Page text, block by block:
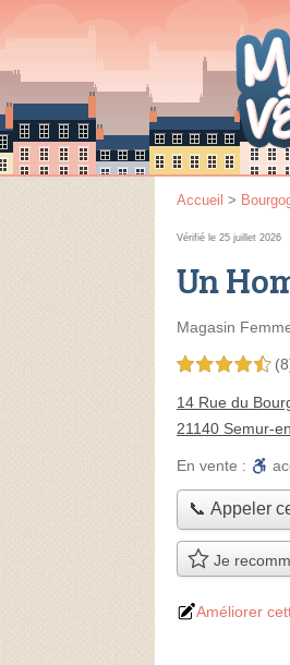
Accueil >
Vérifié le 25 juillet 2026
Un
Magasin
4,5 étoiles sur 5
14 Rue du
21140 Semur-
En vente :
📞 Appeler
Je
Améliorer